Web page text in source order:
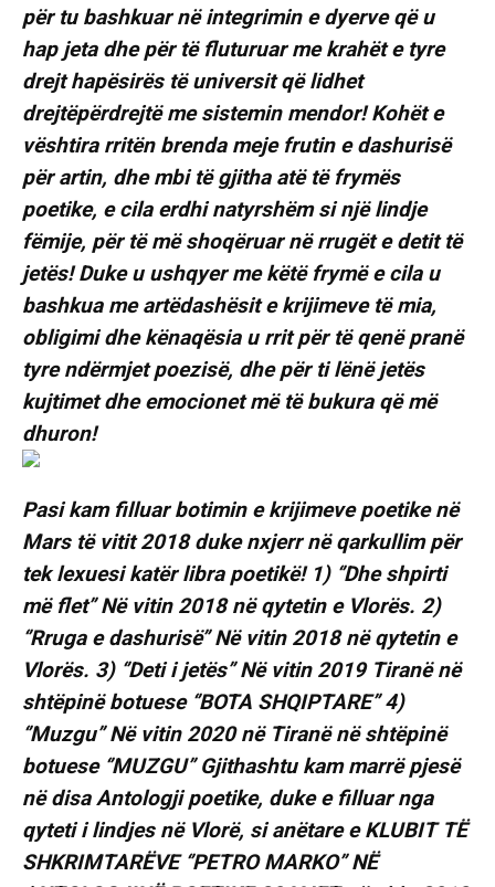
për tu bashkuar në integrimin e dyerve që u
hap jeta dhe për të fluturuar me krahët e tyre
drejt hapësirës të universit që lidhet
drejtëpërdrejtë me sistemin mendor! Kohët e
vështira rritën brenda meje frutin e dashurisë
për artin, dhe mbi të gjitha atë të frymës
poetike, e cila erdhi natyrshëm si një lindje
fëmije, për të më shoqëruar në rrugët e detit të
jetës! Duke u ushqyer me këtë frymë e cila u
bashkua me artëdashësit e krijimeve të mia,
obligimi dhe kënaqësia u rrit për të qenë pranë
tyre ndërmjet poezisë, dhe për ti lënë jetës
kujtimet dhe emocionet më të bukura që më
dhuron!
Pasi kam filluar botimin e krijimeve poetike në
Mars të vitit 2018 duke nxjerr në qarkullim për
tek lexuesi katër libra poetikë! 1) ‘’Dhe shpirti
më flet’’ Në vitin 2018 në qytetin e Vlorës. 2)
‘’Rruga e dashurisë’’ Në vitin 2018 në qytetin e
Vlorës. 3) ‘’Deti i jetës’’ Në vitin 2019 Tiranë në
shtëpinë botuese ‘’BOTA SHQIPTARE’’ 4)
‘’Muzgu’’ Në vitin 2020 në Tiranë në shtëpinë
botuese ‘’MUZGU’’ Gjithashtu kam marrë pjesë
në disa Antologji poetike, duke e filluar nga
qyteti i lindjes në Vlorë, si anëtare e KLUBIT TË
SHKRIMTARËVE ‘’PETRO MARKO’’ NË